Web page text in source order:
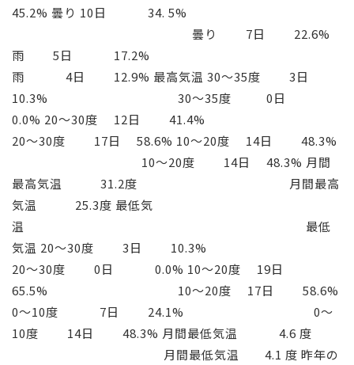
45.2% 曇り 10日 34. 5%
曇り 7日 22.6%
雨 5日 17.2%
雨 4日 12.9% 最高気温 30～35度 3日
10.3% 30～35度 0日
0.0% 20～30度 12日 41.4%
20～30度 17日 58.6% 10～20度 14日 48.3%
10～20度 14日 48.3% 月間
最高気温 31.2度 月間最高
気温 25.3度 最低気
温 最低
気温 20～30度 3日 10.3%
20～30度 0日 0.0% 10～20度 19日
65.5% 10～20度 17日 58.6%
0～10度 7日 24.1% 0～
10度 14日 48.3% 月間最低気温 4.6 度
月間最低気温 4.1 度 昨年の